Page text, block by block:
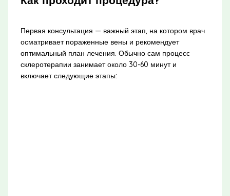
Первая консультация — важный этап, на котором врач
осматривает пораженные вены и рекомендует
оптимальный план лечения. Обычно сам процесс
склеротерапии занимает около 30-60 минут и
включает следующие этапы: